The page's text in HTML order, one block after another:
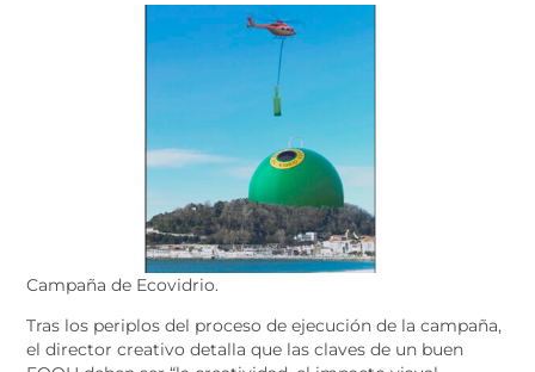
Campaña de Ecovidrio.
Tras los periplos del proceso de ejecución de la campaña,
el director creativo detalla que las claves de un buen